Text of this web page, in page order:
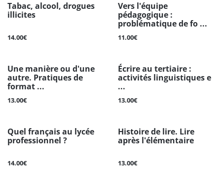
Tabac, alcool, drogues
illicites
14.00€
Vers l'équipe
pédagogique :
problématique de fo ...
11.00€
Une manière ou d'une
autre. Pratiques de
format ...
13.00€
Écrire au tertiaire :
activités linguistiques e
...
13.00€
Quel français au lycée
professionnel ?
14.00€
Histoire de lire. Lire
après l'élémentaire
13.00€